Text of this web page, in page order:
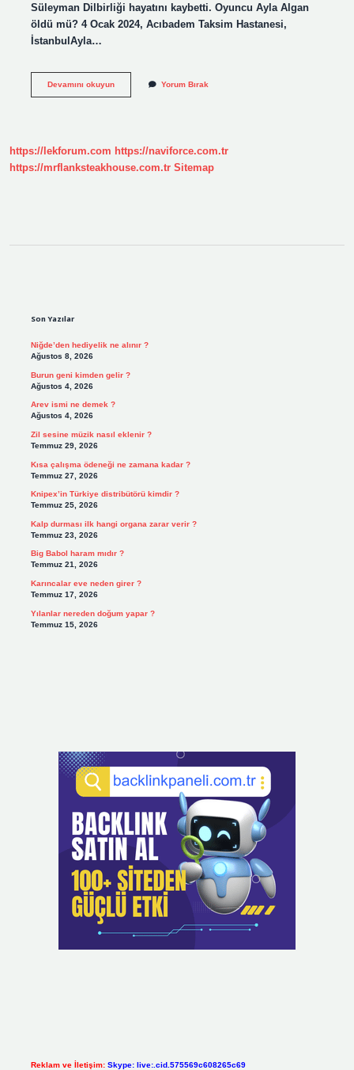
Süleyman Dilbirliği hayatını kaybetti. Oyuncu Ayla Algan
öldü mü? 4 Ocak 2024, Acıbadem Taksim Hastanesi,
İstanbulAyla…
Devamını okuyunAyla
Yorum Bırak
https://lekforum.com https://naviforce.com.tr
https://mrflanksteakhouse.com.tr Sitemap
Son Yazılar
Niğde’den hediyelik ne alınır ?
Ağustos 8, 2026
Burun geni kimden gelir ?
Ağustos 4, 2026
Arev ismi ne demek ?
Ağustos 4, 2026
Zil sesine müzik nasıl eklenir ?
Temmuz 29, 2026
Kısa çalışma ödeneği ne zamana kadar ?
Temmuz 27, 2026
Knipex’in Türkiye distribütörü kimdir ?
Temmuz 25, 2026
Kalp durması ilk hangi organa zarar verir ?
Temmuz 23, 2026
Big Babol haram mıdır ?
Temmuz 21, 2026
Karıncalar eve neden girer ?
Temmuz 17, 2026
Yılanlar nereden doğum yapar ?
Temmuz 15, 2026
Reklam ve İletişim: Skype: live:.cid.575569c608265c69